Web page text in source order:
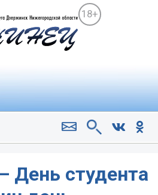
18+
День студента